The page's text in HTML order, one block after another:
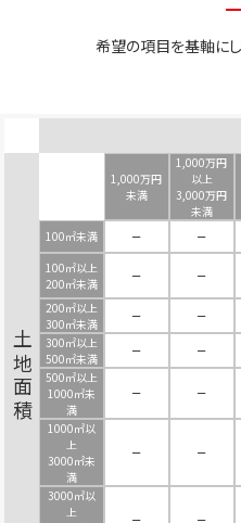
希望の項目を基軸に
土地面積
1,000万円
未満
1,000万円
以上
3,000万円
未満
100㎡未満 － －
100㎡以上
200㎡未満
－ －
200㎡以上
300㎡未満
－ －
300㎡以上
500㎡未満
－ －
500㎡以上
1000㎡未
満
－ －
1000㎡以
上
3000㎡未
満
－ －
3000㎡以
上
－ －